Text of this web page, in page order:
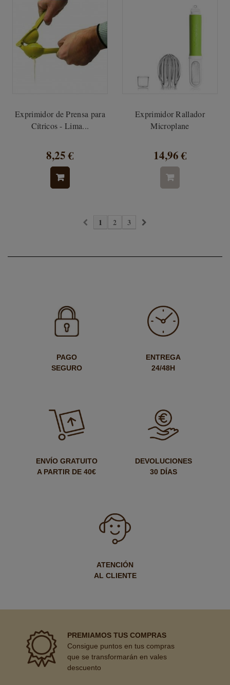
Exprimidor de Prensa para
Cítricos - Lima...
8,25 €
Exprimidor Rallador
Microplane
14,96 €
1 2 3
PAGO
SEGURO
ENTREGA
24/48H
ENVÍO GRATUITO
A PARTIR DE 40€
DEVOLUCIONES
30 DÍAS
ATENCIÓN
AL CLIENTE
PREMIAMOS TUS COMPRAS
Consigue puntos en tus compras
que se transformarán en vales
descuento